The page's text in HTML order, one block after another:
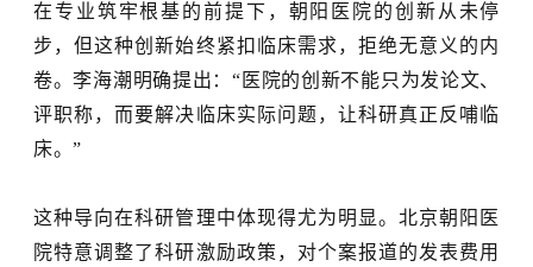
在专业筑牢根基的前提下，朝阳医院的创新从未停
步，但这种创新始终紧扣临床需求，拒绝无意义的内
卷。李海潮明确提出：“医院的创新不能只为发论文、
评职称，而要解决临床实际问题，让科研真正反哺临
床。”
这种导向在科研管理中体现得尤为明显。北京朝阳医
院特意调整了科研激励政策，对个案报道的发表费用